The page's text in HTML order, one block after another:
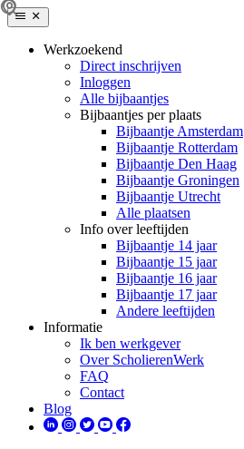
Werkzoekend
Direct inschrijven
Inloggen
Alle bijbaantjes
Bijbaantjes per plaats
Bijbaantje Amsterdam
Bijbaantje Rotterdam
Bijbaantje Den Haag
Bijbaantje Groningen
Bijbaantje Utrecht
Alle plaatsen
Info over leeftijden
Bijbaantje 14 jaar
Bijbaantje 15 jaar
Bijbaantje 16 jaar
Bijbaantje 17 jaar
Andere leeftijden
Informatie
Ik ben werkgever
Over ScholierenWerk
FAQ
Contact
Blog